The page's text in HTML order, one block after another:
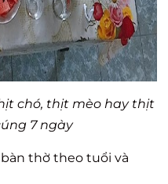
chó, thịt mèo hay thịt
7 ngày
thờ theo tuổi và